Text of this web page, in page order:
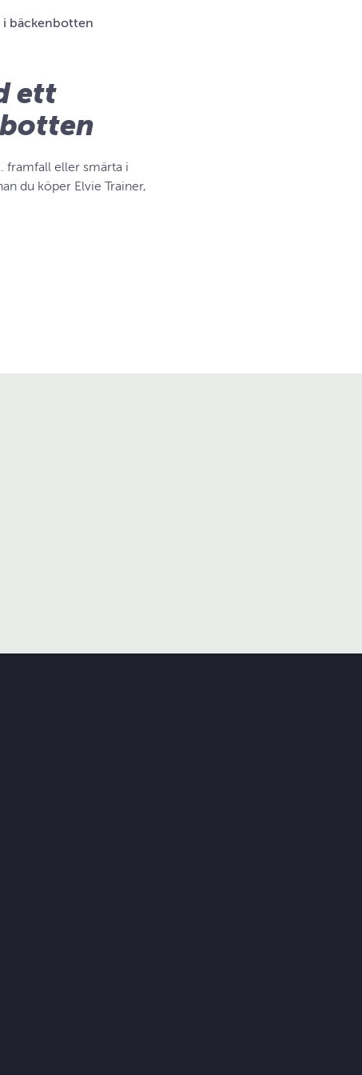
i bäckenbotten
ett
framfall eller smärta i
du köper Elvie Trainer,